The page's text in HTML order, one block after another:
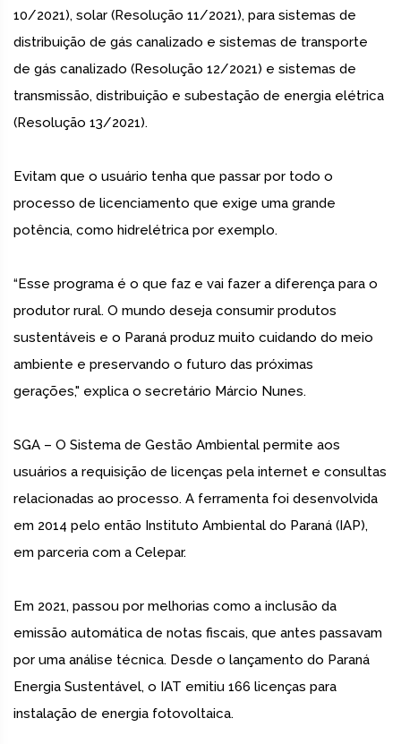
10/2021), solar (Resolução 11/2021), para sistemas de
distribuição de gás canalizado e sistemas de transporte
de gás canalizado (Resolução 12/2021) e sistemas de
transmissão, distribuição e subestação de energia elétrica
(Resolução 13/2021).
Evitam que o usuário tenha que passar por todo o
processo de licenciamento que exige uma grande
potência, como hidrelétrica por exemplo.
“Esse programa é o que faz e vai fazer a diferença para o
produtor rural. O mundo deseja consumir produtos
sustentáveis e o Paraná produz muito cuidando do meio
ambiente e preservando o futuro das próximas
gerações," explica o secretário Márcio Nunes.
SGA – O Sistema de Gestão Ambiental permite aos
usuários a requisição de licenças pela internet e consultas
relacionadas ao processo. A ferramenta foi desenvolvida
em 2014 pelo então Instituto Ambiental do Paraná (IAP),
em parceria com a Celepar.
Em 2021, passou por melhorias como a inclusão da
emissão automática de notas fiscais, que antes passavam
por uma análise técnica. Desde o lançamento do Paraná
Energia Sustentável, o IAT emitiu 166 licenças para
instalação de energia fotovoltaica.